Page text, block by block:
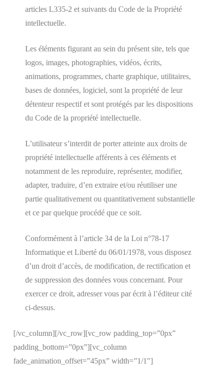
articles L335-2 et suivants du Code de la Propriété
intellectuelle.
Les éléments figurant au sein du présent site, tels que
logos, images, photographies, vidéos, écrits,
animations, programmes, charte graphique, utilitaires,
bases de données, logiciel, sont la propriété de leur
détenteur respectif et sont protégés par les dispositions
du Code de la propriété intellectuelle.
L’utilisateur s’interdit de porter atteinte aux droits de
propriété intellectuelle afférents à ces éléments et
notamment de les reproduire, représenter, modifier,
adapter, traduire, d’en extraire et/ou réutiliser une
partie qualitativement ou quantitativement substantielle
et ce par quelque procédé que ce soit.
Conformément à l’article 34 de la Loi n°78-17
Informatique et Liberté du 06/01/1978, vous disposez
d’un droit d’accès, de modification, de rectification et
de suppression des données vous concernant. Pour
exercer ce droit, adresser vous par écrit à l’éditeur cité
ci-dessus.
[/vc_column][/vc_row][vc_row padding_top=”0px”
padding_bottom=”0px”][vc_column
fade_animation_offset=”45px” width=”1/1″]